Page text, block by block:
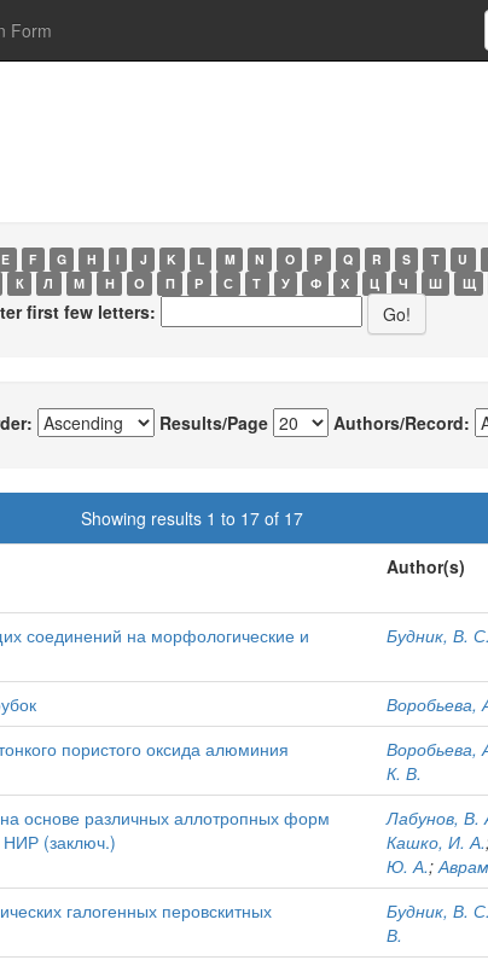
Form
E F G H I J K L M N O P Q R S T U
К Л М Н О П Р С Т У Ф Х Ц Ч Ш Щ
first few letters:
Results/Page Authors/Record:
Showing results 1 to 17 of 17
Author(s)
соединений на морфологические и
Будник, В. С.
Воробьева,
пористого оксида алюминия Воробьева,
К. В.
основе различных аллотропных форм
НИР (заключ.)
Лабунов, В.
Кашко, И. А.
Ю. А.;
галогенных перовскитных
Будник, В. С.
В.